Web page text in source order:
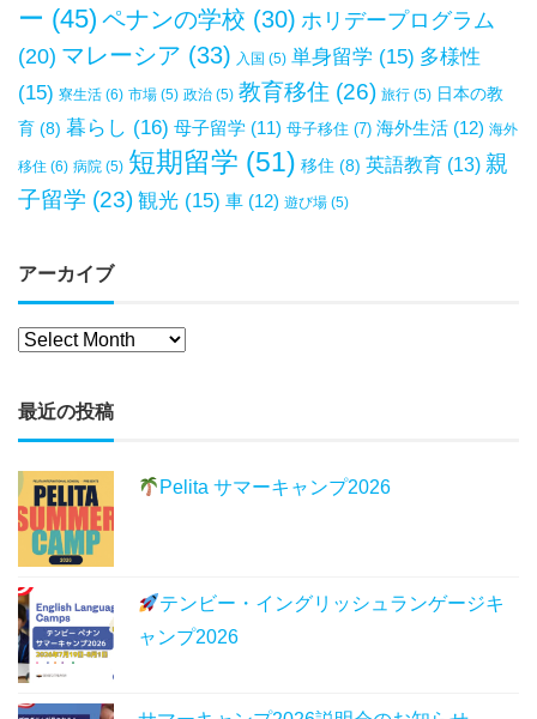
ー (45) ペナンの学校 (30) ホリデープログラム
(20) マレーシア (33) 入国 (5) 単身留学 (15) 多様性
(15) 寮生活 (6) 市場 (5) 政治 (5) 教育移住 (26) 旅行 (5) 日本の教
育 (8) 暮らし (16) 母子留学 (11) 母子移住 (7) 海外生活 (12) 海外
移住 (6) 病院 (5) 短期留学 (51) 移住 (8) 英語教育 (13) 親
子留学 (23) 観光 (15) 車 (12) 遊び場 (5)
アーカイブ
最近の投稿
Pelita サマーキャンプ2026
テンビー・イングリッシュランゲージキ
ャンプ2026